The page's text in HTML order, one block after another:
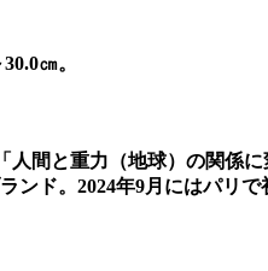
㎝。
間と重力（地球）の関係
ンド。2024年9月にはパリ